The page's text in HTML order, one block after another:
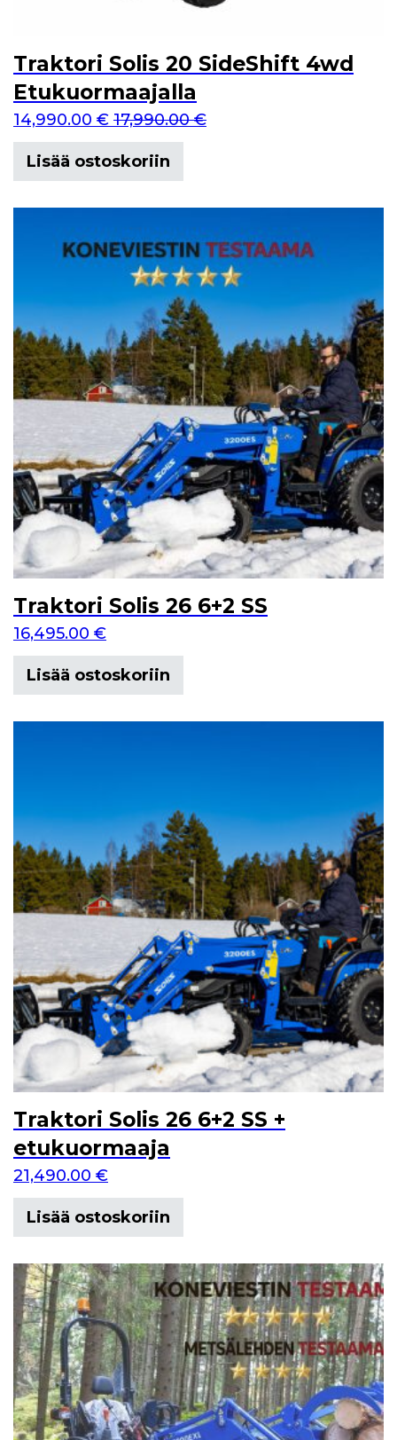
Traktori Solis 20 SideShift 4wd
Etukuormaajalla
14,990.00 € 17,990.00€
Lisää ostoskoriin
Traktori Solis 26 6+2 SS
16,495.00 €
Lisää ostoskoriin
Traktori Solis 26 6+2 SS +
etukuormaaja
21,490.00 €
Lisää ostoskoriin